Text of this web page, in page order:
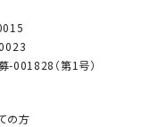
001828（第1号）
の方